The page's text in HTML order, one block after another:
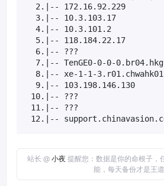
2.|-- 172.16.92.229
3.|-- 10.3.103.17
4.|-- 10.3.101.2
5.|-- 118.184.22.17
6.|-- ???
7.|-- TenGE0-0-0-
8.|-- xe-1-1-
9.|-- 103.198.146.130
10.|-- ???
11.|-- ???
12.|--
站长 @ 小夜 提醒您：数据是你的命根子，
能，每天备份才是王道